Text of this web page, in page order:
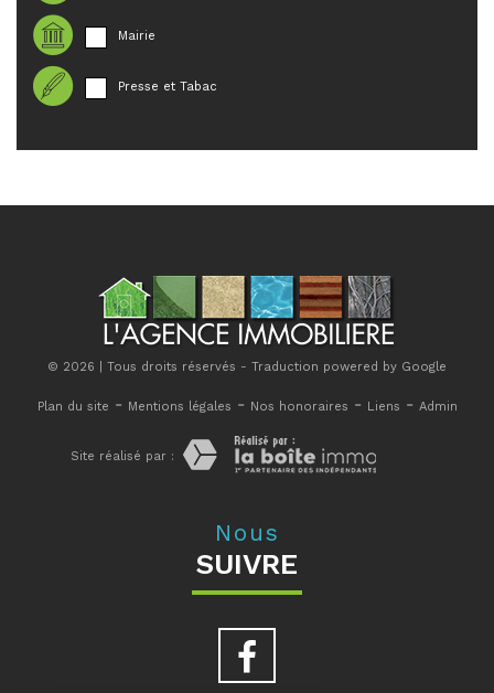
Mairie
Presse et Tabac
© 2026 | Tous droits réservés - Traduction powered by Google
Plan du site - Mentions légales - Nos honoraires - Liens - Admin
Site réalisé par :
Nous
SUIVRE